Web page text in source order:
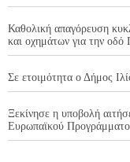
Καθολική απαγόρευση
και οχημάτων για την οδό
Σε ετοιμότητα ο Δήμος
Ξεκίνησε η υποβολή
Ευρωπαϊκού